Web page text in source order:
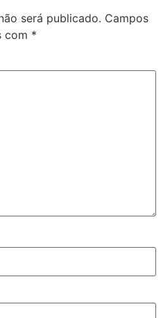
será publicado. Campos
com *